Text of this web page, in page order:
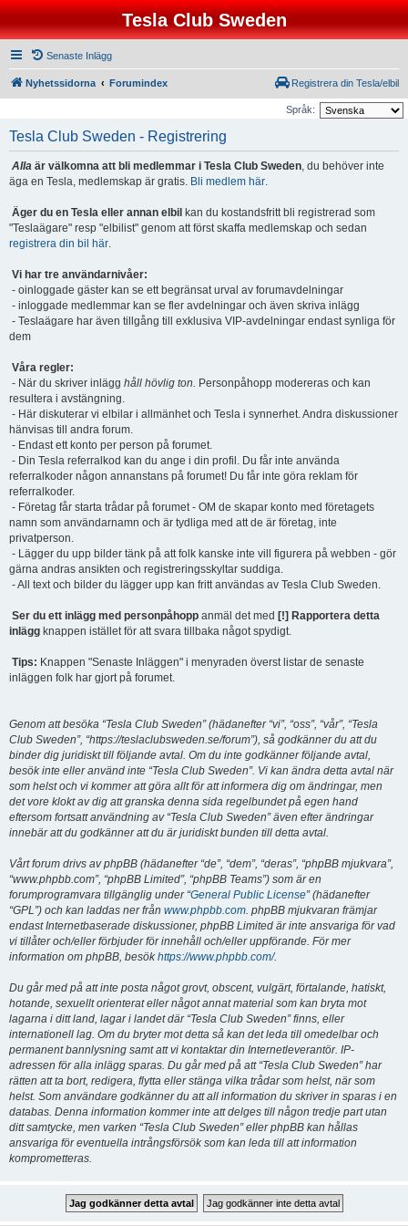
Tesla Club Sweden
Senaste Inlägg
Nyhetssidorna Forumindex Registrera din Tesla/elbil
Språk:
Tesla Club Sweden - Registrering
Alla är välkomna att bli medlemmar i Tesla Club Sweden, du behöver inte
äga en Tesla, medlemskap är gratis. Bli medlem här.
Äger du en Tesla eller annan elbil kan du kostandsfritt bli registrerad som
"Teslaägare" resp "elbilist" genom att först skaffa medlemskap och sedan
registrera din bil här.
Vi har tre användarnivåer:
- oinloggade gäster kan se ett begränsat urval av forumavdelningar
- inloggade medlemmar kan se fler avdelningar och även skriva inlägg
- Teslaägare har även tillgång till exklusiva VIP-avdelningar endast synliga för
dem
Våra regler:
- När du skriver inlägg håll hövlig ton. Personpåhopp modereras och kan
resultera i avstängning.
- Här diskuterar vi elbilar i allmänhet och Tesla i synnerhet. Andra diskussioner
hänvisas till andra forum.
- Endast ett konto per person på forumet.
- Din Tesla referralkod kan du ange i din profil. Du får inte använda
referralkoder någon annanstans på forumet! Du får inte göra reklam för
referralkoder.
- Företag får starta trådar på forumet - OM de skapar konto med företagets
namn som användarnamn och är tydliga med att de är företag, inte
privatperson.
- Lägger du upp bilder tänk på att folk kanske inte vill figurera på webben - gör
gärna andras ansikten och registreringsskyltar suddiga.
- All text och bilder du lägger upp kan fritt användas av Tesla Club Sweden.
Ser du ett inlägg med personpåhopp anmäl det med [!] Rapportera detta
inlägg knappen istället för att svara tillbaka något spydigt.
Tips: Knappen "Senaste Inläggen" i menyraden överst listar de senaste
inläggen folk har gjort på forumet.
Genom att besöka “Tesla Club Sweden” (hädanefter “vi”, “oss”, “vår”, “Tesla
Club Sweden”, “https://teslaclubsweden.se/forum”), så godkänner du att du
binder dig juridiskt till följande avtal. Om du inte godkänner följande avtal,
besök inte eller använd inte “Tesla Club Sweden”. Vi kan ändra detta avtal när
som helst och vi kommer att göra allt för att informera dig om ändringar, men
det vore klokt av dig att granska denna sida regelbundet på egen hand
eftersom fortsatt användning av “Tesla Club Sweden” även efter ändringar
innebär att du godkänner att du är juridiskt bunden till detta avtal.
Vårt forum drivs av phpBB (hädanefter “de”, “dem”, “deras”, “phpBB mjukvara”,
“www.phpbb.com”, “phpBB Limited”, “phpBB Teams”) som är en
forumprogramvara tillgänglig under “General Public License” (hädanefter
“GPL”) och kan laddas ner från www.phpbb.com. phpBB mjukvaran främjar
endast Internetbaserade diskussioner, phpBB Limited är inte ansvariga för vad
vi tillåter och/eller förbjuder för innehåll och/eller uppförande. För mer
information om phpBB, besökhttps://www.phpbb.com/.
Du går med på att inte posta något grovt, obscent, vulgärt, förtalande, hatiskt,
hotande, sexuellt orienterat eller något annat material som kan bryta mot
lagarna i ditt land, lagar i landet där “Tesla Club Sweden” finns, eller
internationell lag. Om du bryter mot detta så kan det leda till omedelbar och
permanent bannlysning samt att vi kontaktar din Internetleverantör. IP-
adressen för alla inlägg sparas. Du går med på att “Tesla Club Sweden” har
rätten att ta bort, redigera, flytta eller stänga vilka trådar som helst, när som
helst. Som användare godkänner du att all information du skriver in sparas i en
databas. Denna information kommer inte att delges till någon tredje part utan
ditt samtycke, men varken “Tesla Club Sweden” eller phpBB kan hållas
ansvariga för eventuella intrångsförsök som kan leda till att information
komprometteras.